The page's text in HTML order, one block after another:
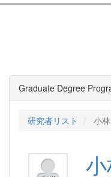
Graduate Degree
研究者リスト 小